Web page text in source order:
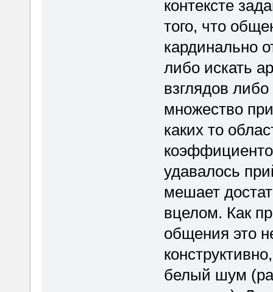
контексте
того, что
кардинально
либо искать
взглядов
множество
каких то
удавалось
мешает
вцелом. Как
общения это
белый шум